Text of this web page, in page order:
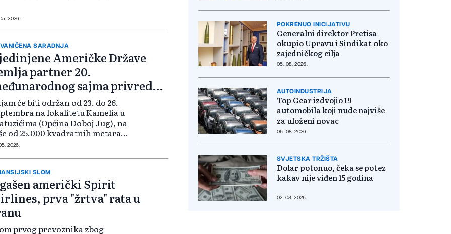
i hrane. Cijene goriv...
2026.
SARADNJA
Američke Države
partner 20.
sajma privrede
će biti održan od 23. do 26.
na lokalitetu Kamelia u
(Općina Doboj Jug), na
od 25.000 kvadratnih metara
prostora, uz učešće više
regije i svijeta.
2026.
SLOM
američki Spirit
prva "žrtva" rata u
prvog prevoznika zbog
POKRENUO INICIJATIVU
Generalni direktor Pretisa
okupio Upravu i Sindikat oko
zajedničkog cilja
05. 08. 2026.
AUTOINDUSTRIJA
Top Gear izdvojio 19
automobila koji nude najviše
za uloženi novac
06. 08. 2026.
SVJETSKA TRŽIŠTA
Dolar potonuo, čeka se potez
kakav nije viđen 15 godina
02. 08. 2026.